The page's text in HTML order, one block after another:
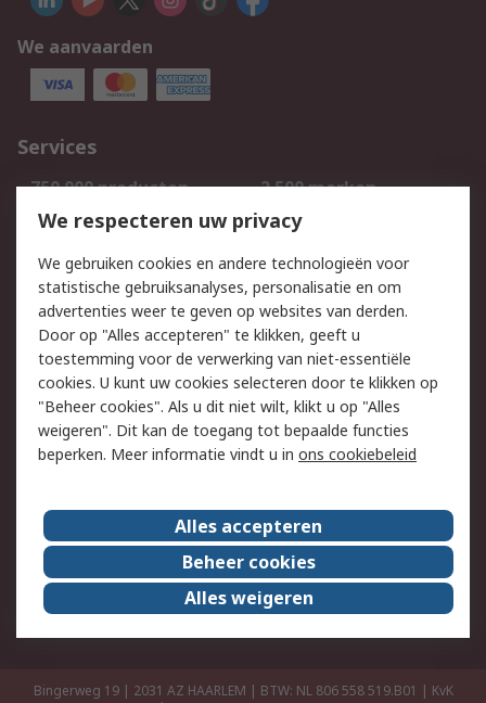
We aanvaarden
Services
750.000 producten
2.500 merken
Bestellen
Inkoopoplossingen
Track & Trace
Wettelijk
Cookiebeleid
Email veiligheid
Privacybeleid
Websitevoorwaarden
Algemene
verkoopvoorwaarden
Over RS
RS Group
Over ons
RS wereldwijd
Werken bij RS
ESG
Bingerweg 19 | 2031 AZ HAARLEM | BTW: NL 806 558 519.B01 | KvK
We respecteren uw privacy
We gebruiken cookies en andere technologieën voor
statistische gebruiksanalyses, personalisatie en om
advertenties weer te geven op websites van derden.
Door op "Alles accepteren" te klikken, geeft u
toestemming voor de verwerking van niet-essentiële
cookies. U kunt uw cookies selecteren door te klikken op
"Beheer cookies". Als u dit niet wilt, klikt u op "Alles
weigeren". Dit kan de toegang tot bepaalde functies
beperken. Meer informatie vindt u in ons cookiebeleid
Alles accepteren
Beheer cookies
Alles weigeren